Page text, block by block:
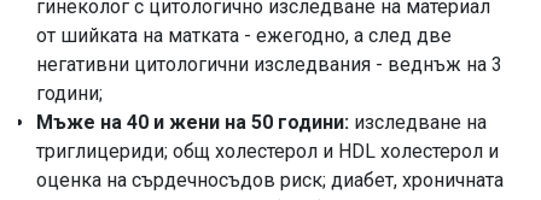
гинеколог с цитологично изследване на материал
от шийката на матката - ежегодно, а след две
негативни цитологични изследвания - веднъж на 3
години;
Мъже на 40 и жени на 50 години: изследване на
триглицериди; общ холестерол и HDL холестерол и
оценка на сърдечносъдов риск; диабет, хроничната